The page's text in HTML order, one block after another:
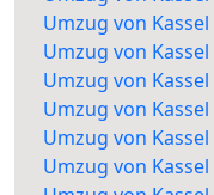
Umzug von
Umzug von
Umzug von
Umzug von
Umzug von
Umzug von